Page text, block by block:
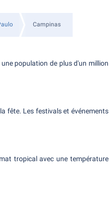
Campinas
population de plus d'un million
fête. Les festivals et événements
tropical avec une température